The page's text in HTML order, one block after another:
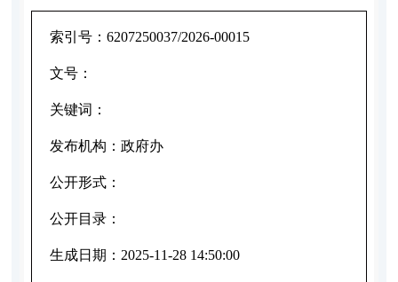
索引号： 6207250037/2026-00015
文号：
关键词：
发布机构： 政府办
公开形式：
公开目录：
生成日期： 2025-11-28 14:50:00